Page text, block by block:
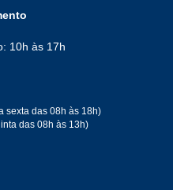
10h às 17h
sexta das 08h às 18h)
das 08h às 13h)